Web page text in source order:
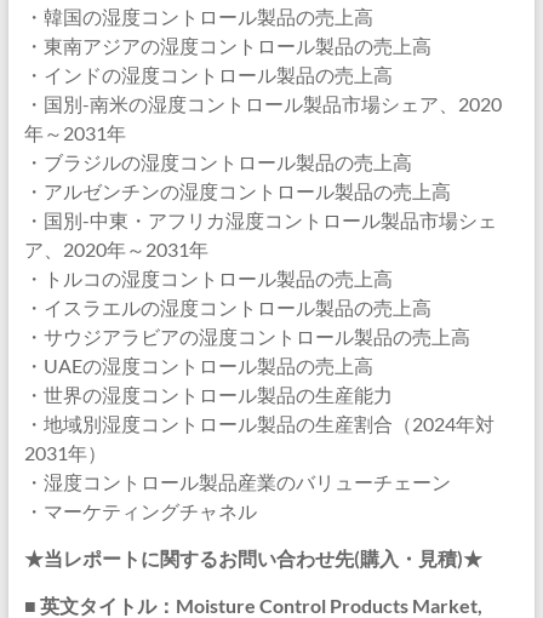
・韓国の湿度コントロール製品の売上高
・東南アジアの湿度コントロール製品の売上高
・インドの湿度コントロール製品の売上高
・国別-南米の湿度コントロール製品市場シェア、2020
年～2031年
・ブラジルの湿度コントロール製品の売上高
・アルゼンチンの湿度コントロール製品の売上高
・国別-中東・アフリカ湿度コントロール製品市場シェ
ア、2020年～2031年
・トルコの湿度コントロール製品の売上高
・イスラエルの湿度コントロール製品の売上高
・サウジアラビアの湿度コントロール製品の売上高
・UAEの湿度コントロール製品の売上高
・世界の湿度コントロール製品の生産能力
・地域別湿度コントロール製品の生産割合（2024年対
2031年）
・湿度コントロール製品産業のバリューチェーン
・マーケティングチャネル
★当レポートに関するお問い合わせ先(購入・見積)★
■ 英文タイトル：Moisture Control Products Market,